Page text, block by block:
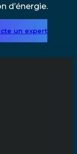
d’énergie.
un expert